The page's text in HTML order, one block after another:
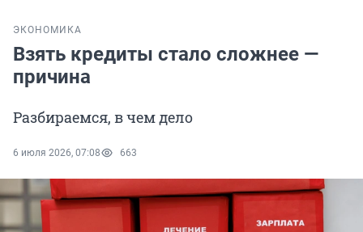
ЭКОНОМИКА
Взять кредиты стало сложнее —
причина
Разбираемся, в чем дело
6 июля 2026, 07:08 663